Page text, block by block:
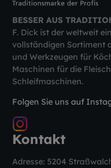
BESSER AUS
F. Dick ist der weltweit
vollständigen Sortiment
und Werkzeugen für
Maschinen für die
Schleifmaschinen.
Folgen Sie uns auf
Kontakt
Adresse: 5204